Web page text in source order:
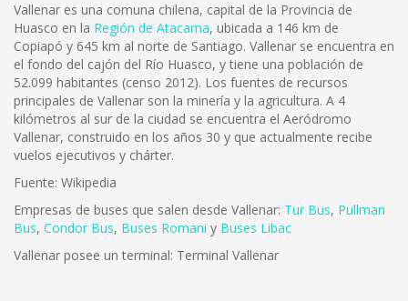
Vallenar es una comuna chilena, capital de la Provincia de
Huasco en la Región de Atacama, ubicada a 146 km de
Copiapó y 645 km al norte de Santiago. Vallenar se encuentra en
el fondo del cajón del Río Huasco, y tiene una población de
52.099 habitantes (censo 2012). Los fuentes de recursos
principales de Vallenar son la minería y la agricultura. A 4
kilómetros al sur de la ciudad se encuentra el Aeródromo
Vallenar, construido en los años 30 y que actualmente recibe
vuelos ejecutivos y chárter.
Fuente: Wikipedia
Empresas de buses que salen desde Vallenar: Tur Bus, Pullman
Bus, Condor Bus, Buses Romani y Buses Libac
Vallenar posee un terminal: Terminal Vallenar